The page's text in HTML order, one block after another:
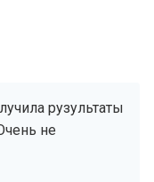
рузультаты
не